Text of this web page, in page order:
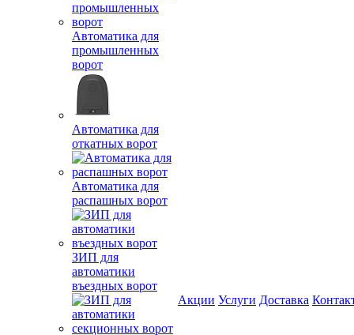
Автоматика для
промышленных
ворот
Автоматика для
откатных ворот
Автоматика для
распашных ворот
ЗИП для
автоматики
въездных ворот
Акции Услуги Доставка